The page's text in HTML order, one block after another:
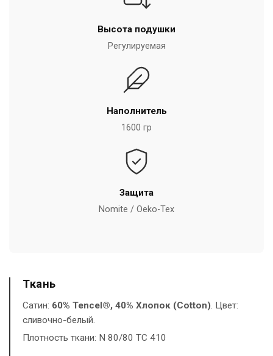
Высота подушки
Регулируемая
Наполнитель
1600 гр
Защита
Nomite / Oeko-Tex
Ткань
Сатин: 60% Tencel®, 40% Хлопок (Cotton). Цвет:
сливочно-белый.
Плотность ткани: N 80/80 TC 410